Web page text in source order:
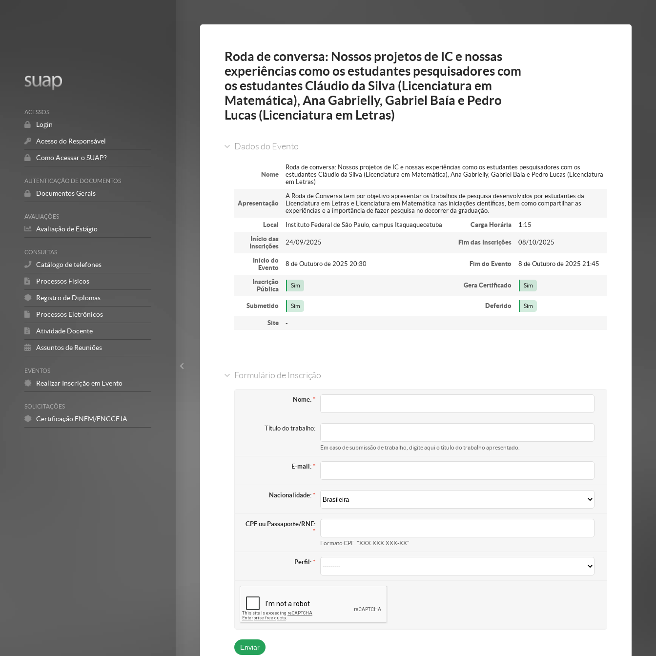
ACESSOS
Login
Acesso do Responsável
Como Acessar o SUAP?
AUTENTICAÇÃO DE DOCUMENTOS
Documentos Gerais
AVALIAÇÕES
Avaliação de Estágio
CONSULTAS
Catálogo de telefones
Processos Físicos
Registro de Diplomas
Processos Eletrônicos
Atividade Docente
Assuntos de Reuniões
EVENTOS
Realizar Inscrição em Evento
SOLICITAÇÕES
Certificação ENEM/ENCCEJA
Roda de conversa: Nossos projetos de IC e nossas
experiências como os estudantes pesquisadores com
os estudantes Cláudio da Silva (Licenciatura em
Matemática), Ana Gabrielly, Gabriel Baía e Pedro
Lucas (Licenciatura em Letras)
Dados do Evento
Nome
Roda de conversa: Nossos projetos de IC e nossas experiências como os estudantes pesquisadores com os
estudantes Cláudio da Silva (Licenciatura em Matemática), Ana Gabrielly, Gabriel Baía e Pedro Lucas (Licenciatura
em Letras)
Apresentação
A Roda de Conversa tem por objetivo apresentar os trabalhos de pesquisa desenvolvidos por estudantes da
Licenciatura em Letras e Licenciatura em Matemática nas iniciações científicas, bem como compartilhar as
experiências e a importância de fazer pesquisa no decorrer da graduação.
Local
Instituto Federal de São Paulo, campus Itaquaquecetuba Carga Horária
1:15
Início das
Inscrições
24/09/2025 Fim das Inscrições 08/10/2025
Início do
Evento
8 de Outubro de 2025 20:30 Fim do Evento 8 de Outubro de 2025 21:45
Inscrição
Pública
Sim Gera Certificado Sim
Submetido Sim Deferido Sim
Site -
Formulário de Inscrição
Nome:
Título do trabalho:
Em caso de submissão de trabalho, digite aqui o título do trabalho apresentado.
E-mail:
Nacionalidade:
CPF ou Passaporte/RNE:
Formato CPF: "XXX.XXX.XXX-XX"
Perfil: